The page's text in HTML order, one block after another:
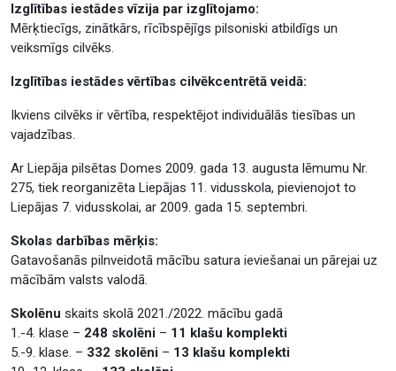
Izglītības iestādes vīzija par izglītojamo:
Mērķtiecīgs, zinātkārs, rīcībspējīgs pilsoniski atbildīgs un
veiksmīgs cilvēks.
Izglītības iestādes vērtības cilvēkcentrētā veidā:
Ikviens cilvēks ir vērtība, respektējot individuālās tiesības un
vajadzības.
Ar Liepāja pilsētas Domes 2009. gada 13. augusta lēmumu Nr.
275, tiek reorganizēta Liepājas 11. vidusskola, pievienojot to
Liepājas 7. vidusskolai, ar 2009. gada 15. septembri.
Skolas darbības mērķis:
Gatavošanās pilnveidotā mācību satura ieviešanai un pārejai uz
mācībām valsts valodā.
Skolēnu skaits skolā 2021./2022. mācību gadā
1.-4. klase – 248 skolēni – 11 klašu komplekti
5.-9. klase. – 332 skolēni – 13 klašu komplekti